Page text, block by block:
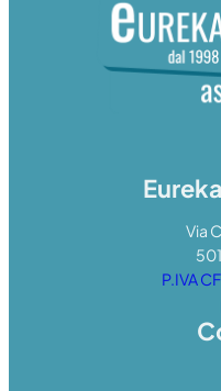
Via
P.IVA